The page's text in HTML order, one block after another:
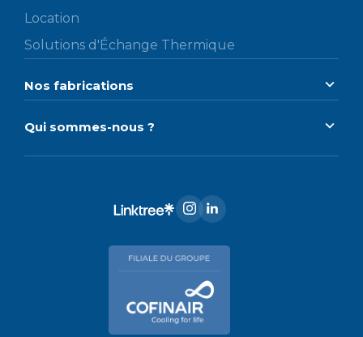
Location
Solutions d'Échange Thermique
Nos fabrications
Qui sommes-nous ?